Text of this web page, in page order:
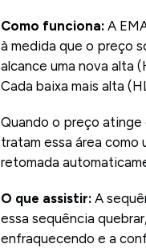
Como funciona: A
à medida que o preço
alcance uma nova alta
Cada baixa mais alta
Quando o preço atinge
tratam essa área como
retomada
O que assistir: A
essa sequência
enfraquecendo e a